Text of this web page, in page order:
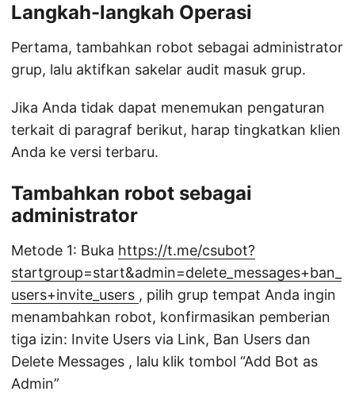
Langkah-langkah Operasi
Pertama, tambahkan robot sebagai administrator
grup, lalu aktifkan sakelar audit masuk grup.
Jika Anda tidak dapat menemukan pengaturan
terkait di paragraf berikut, harap tingkatkan klien
Anda ke versi terbaru.
Tambahkan robot sebagai
administrator
Metode 1: Buka https://t.me/csubot?
startgroup=start&admin=delete_messages+ban_
users+invite_users , pilih grup tempat Anda ingin
menambahkan robot, konfirmasikan pemberian
tiga izin: Invite Users via Link, Ban Users dan
Delete Messages , lalu klik tombol “Add Bot as
Admin”